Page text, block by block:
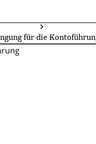
für die